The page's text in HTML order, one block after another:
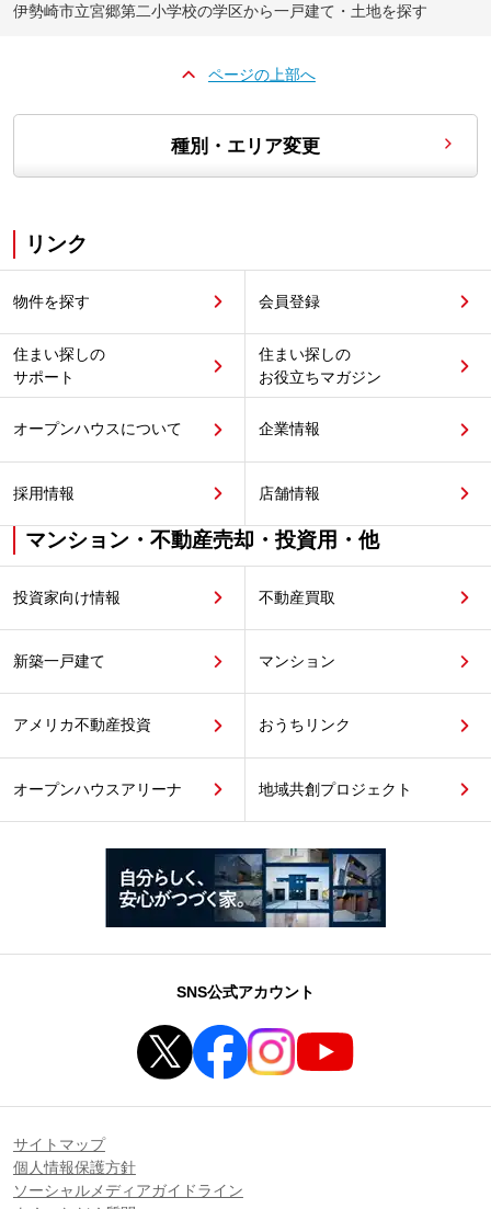
伊勢崎市立宮郷第二小学校の学区から一戸建て・土地を探す
ページの上部へ
種別・エリア変更
リンク
物件を探す 会員登録
住まい探しの
サポート
住まい探しの
お役立ちマガジン
オープンハウスについて 企業情報
採用情報 店舗情報
マンション・不動産売却・投資用・他
投資家向け情報 不動産買取
新築一戸建て マンション
アメリカ不動産投資 おうちリンク
オープンハウスアリーナ 地域共創プロジェクト
SNS公式アカウント
サイトマップ
個人情報保護方針
ソーシャルメディアガイドライン